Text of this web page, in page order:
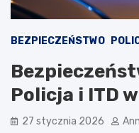
BEZPIECZEŃSTWO
Policja i ITD
27 stycznia 2026